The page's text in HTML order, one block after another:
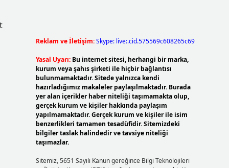
Reklam ve İletişim:Skype: live:.cid.575569c608265c69
Yasal Uyarı: Bu internet sitesi, herhangi bir marka,
kurum veya şahıs şirketi ile hiçbir bağlantısı
bulunmamaktadır. Sitede yalnızca kendi
hazırladığımız makaleler paylaşılmaktadır. Burada
yer alan içerikler haber niteliği taşımamakta olup,
gerçek kurum ve kişiler hakkında paylaşım
yapılmamaktadır. Gerçek kurum ve kişiler ile isim
benzerlikleri tamamen tesadüfidir. Sitemizdeki
bilgiler taslak halindedir ve tavsiye niteliği
taşımazlar.
Sitemiz, 5651 Sayılı Kanun gereğince Bilgi Teknolojileri